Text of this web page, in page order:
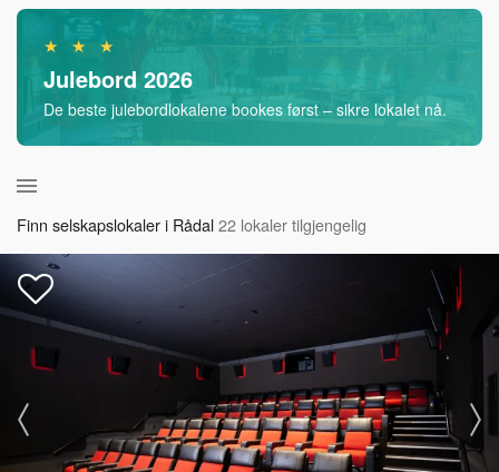
★ ★ ★
Julebord 2026
De beste julebordlokalene bookes først – sikre lokalet nå.
Finn selskapslokaler i Rådal22 lokaler tilgjengelig